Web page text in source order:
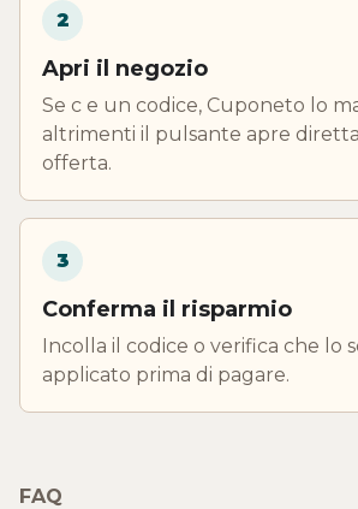
2
Apri il negozio
Se c e un codice, Cuponeto lo
altrimenti il pulsante apre
offerta.
3
Conferma il risparmio
Incolla il codice o verifica che lo
applicato prima di pagare.
FAQ